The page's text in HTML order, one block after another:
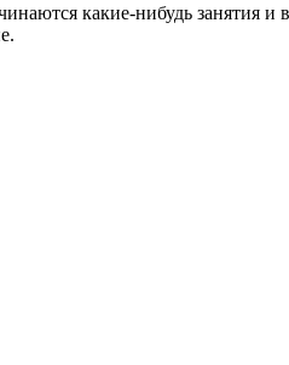
какие-нибудь занятия